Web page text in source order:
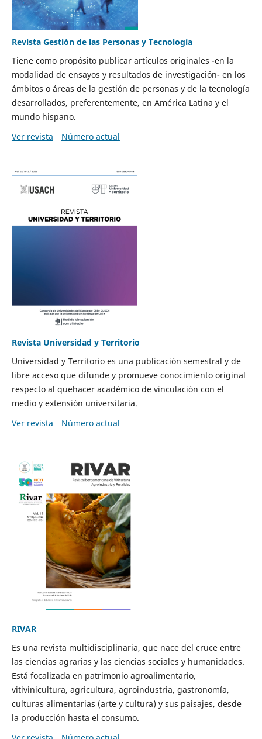
Revista Gestión de las Personas y Tecnología
Tiene como propósito publicar artículos originales -en la
modalidad de ensayos y resultados de investigación- en los
ámbitos o áreas de la gestión de personas y de la tecnología
desarrollados, preferentemente, en América Latina y el
mundo hispano.
Ver revista
Número actual
Revista Universidad y Territorio
Universidad y Territorio es una publicación semestral y de
libre acceso que difunde y promueve conocimiento original
respecto al quehacer académico de vinculación con el
medio y extensión universitaria.
Ver revista
Número actual
RIVAR
Es una revista multidisciplinaria, que nace del cruce entre
las ciencias agrarias y las ciencias sociales y humanidades.
Está focalizada en patrimonio agroalimentario,
vitivinicultura, agricultura, agroindustria, gastronomía,
culturas alimentarias (arte y cultura) y sus paisajes, desde
la producción hasta el consumo.